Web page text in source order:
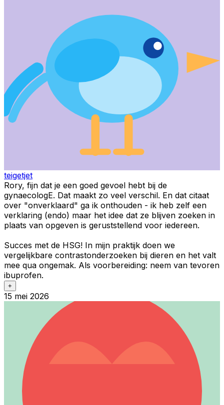
teigetjet
Rory, fijn dat je een goed gevoel hebt bij de
gynaecologE. Dat maakt zo veel verschil. En dat citaat
over "onverklaard" ga ik onthouden - ik heb zelf een
verklaring (endo) maar het idee dat ze blijven zoeken in
plaats van opgeven is geruststellend voor iedereen.
Succes met de HSG! In mijn praktijk doen we
vergelijkbare contrastonderzoeken bij dieren en het valt
mee qua ongemak. Als voorbereiding: neem van tevoren
ibuprofen.
+
15 mei 2026